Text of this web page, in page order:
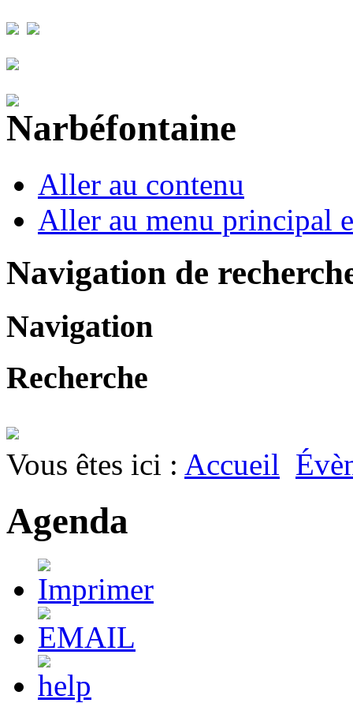
Aller au contenu
Aller au menu principal
Navigation de
Navigation
Recherche
Vous êtes ici : Accueil
Agenda